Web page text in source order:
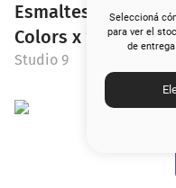
Seleccioná
para ver el
de
Esmaltes para
Colors x 13 g
Studio 9
5. corrector
6 rubor